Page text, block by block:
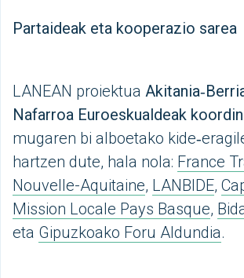
Partaideak eta kooperazio sarea
LANEAN proiektua
Nafarroa Euroeskualdeak
mugaren bi alboetako
hartzen dute, hala nola: France
Nouvelle-Aquitaine, LANBIDE,
Mission Locale Pays Basque,
eta Gipuzkoako Foru Aldundia.